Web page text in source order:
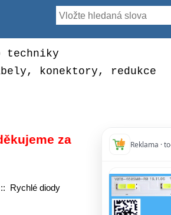
techniky
konektory, redukce
za
Rychlé diody
Reklama ·